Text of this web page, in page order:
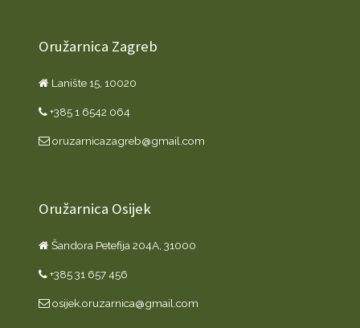
Oružarnica Zagreb
Lanište 15, 10020
+385 1 6542 064
oruzarnicazagreb@gmail.com
Oružarnica Osijek
Šandora Petefija 204A, 31000
+385 31 657 456
osijek.oruzarnica@gmail.com